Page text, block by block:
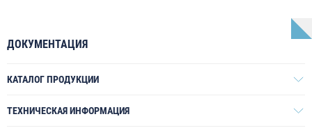
ДОКУМЕНТАЦИЯ
КАТАЛОГ ПРОДУКЦИИ
ТЕХНИЧЕСКАЯ ИНФОРМАЦИЯ